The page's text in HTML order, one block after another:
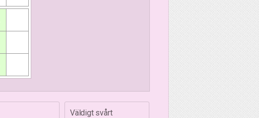
Väldigt svårt